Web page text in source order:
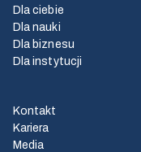
Dla ciebie
Dla nauki
Dla biznesu
Dla instytucji
Kontakt
Kariera
Media